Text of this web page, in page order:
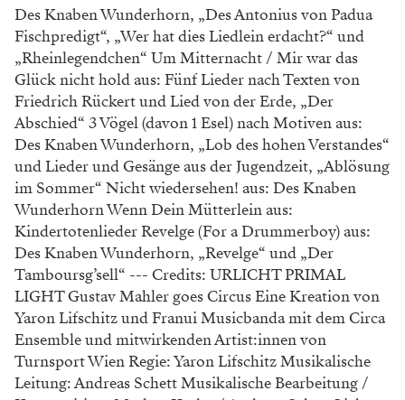
Des Knaben Wunderhorn, „Des Antonius von Padua
Fischpredigt“, „Wer hat dies Liedlein erdacht?“ und
„Rheinlegendchen“ Um Mitternacht / Mir war das
Glück nicht hold aus: Fünf Lieder nach Texten von
Friedrich Rückert und Lied von der Erde, „Der
Abschied“ 3 Vögel (davon 1 Esel) nach Motiven aus:
Des Knaben Wunderhorn, „Lob des hohen Verstandes“
und Lieder und Gesänge aus der Jugendzeit, „Ablösung
im Sommer“ Nicht wiedersehen! aus: Des Knaben
Wunderhorn Wenn Dein Mütterlein aus:
Kindertotenlieder Revelge (For a Drummerboy) aus:
Des Knaben Wunderhorn, „Revelge“ und „Der
Tamboursg’sell“ --- Credits: URLICHT PRIMAL
LIGHT Gustav Mahler goes Circus Eine Kreation von
Yaron Lifschitz und Franui Musicbanda mit dem Circa
Ensemble und mitwirkenden Artist:innen von
Turnsport Wien Regie: Yaron Lifschitz Musikalische
Leitung: Andreas Schett Musikalische Bearbeitung /